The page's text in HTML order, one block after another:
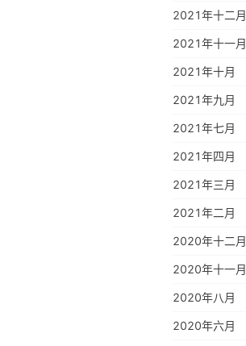
2021年十二月
2021年十一月
2021年十月
2021年九月
2021年七月
2021年四月
2021年三月
2021年二月
2020年十二月
2020年十一月
2020年八月
2020年六月